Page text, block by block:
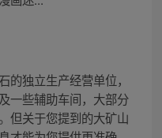
独立生产经营单位，
一些辅助车间，大部分
但关于您提到的大矿山